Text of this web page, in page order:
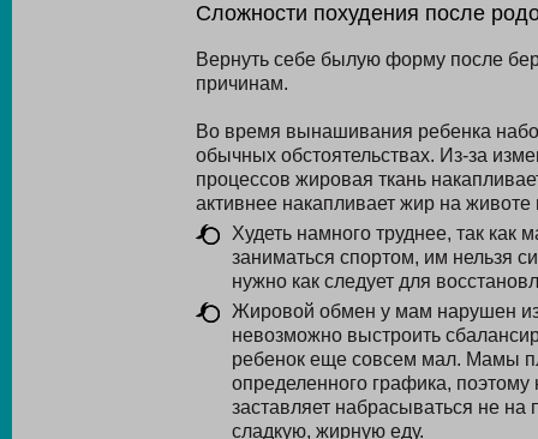
Сложности похудения после
Вернуть себе былую форму после
причинам.
Во время вынашивания ребенка
обычных обстоятельствах. Из-за
процессов жировая ткань
активнее накапливает жир на
Худеть намного труднее, так
заниматься спортом, им нельзя
нужно как следует для
Жировой обмен у мам нарушен
невозможно выстроить
ребенок еще совсем мал. Мамы
определенного графика,
заставляет набрасываться не
сладкую, жирную еду.